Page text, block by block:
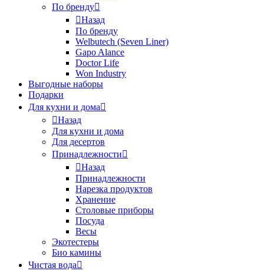
По бренду
Назад
По бренду
Welbutech (Seven Liner)
Gapo Alance
Doctor Life
Won Industry
Выгодные наборы
Подарки
Для кухни и дома
Назад
Для кухни и дома
Для десертов
Принадлежности
Назад
Принадлежности
Нарезка продуктов
Хранение
Столовые приборы
Посуда
Весы
Экотестеры
Био камины
Чистая вода